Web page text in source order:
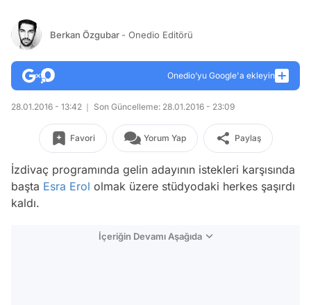
Berkan Özgubar - Onedio Editörü
Onedio’yu Google'a ekleyin
28.01.2016 - 13:42 Son Güncelleme: 28.01.2016 - 23:09
Favori Yorum Yap Paylaş
İzdivaç programında gelin adayının istekleri karşısında
başta Esra Erol olmak üzere stüdyodaki herkes şaşırdı
kaldı.
İçeriğin Devamı Aşağıda